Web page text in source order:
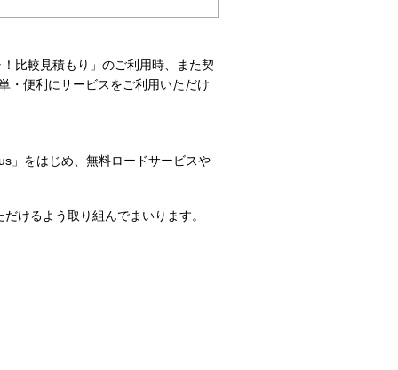
比較見積もり」のご利用時、また契
・便利にサービスをご利用いただけ
」をはじめ、無料ロードサービスや
けるよう取り組んでまいります。